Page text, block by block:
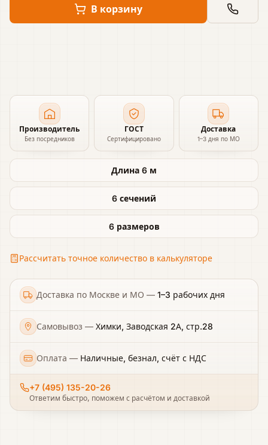
В корзину
Производитель
Без посредников
ГОСТ
Сертифицировано
Доставка
1–3 дня по МО
Длина 6 м
6 сечений
6 размеров
Рассчитать точное количество в калькуляторе
Доставка по Москве и МО — 1–3 рабочих дня
Самовывоз — Химки, Заводская 2А, стр.28
Оплата — Наличные, безнал, счёт с НДС
+7 (495) 135-20-26
Ответим быстро, поможем с расчётом и доставкой